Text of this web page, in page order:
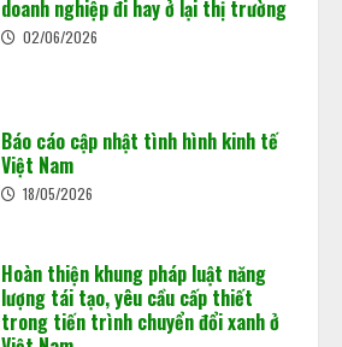
Báo cáo cập nhật tình hình kinh tế
Hoàn thiện khung pháp luật năng
lượng tái tạo, yêu cầu cấp thiết
18/05/2026